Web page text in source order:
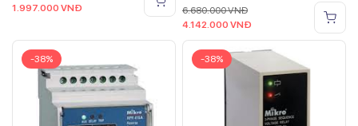
1.997.000 VNĐ 6.680.000VNĐ
4.142.000 VNĐ
-38% -38%